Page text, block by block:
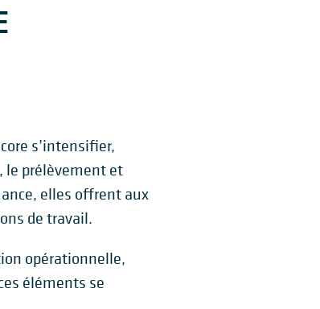
s’intensifier,
le prélèvement et
elles offrent aux
de travail.
opérationnelle,
éléments se